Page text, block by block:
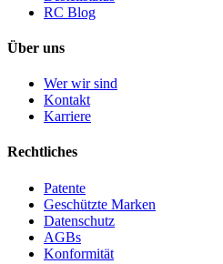
RC Blog
Über uns
Wer wir sind
Kontakt
Karriere
Rechtliches
Patente
Geschützte Marken
Datenschutz
AGBs
Konformität